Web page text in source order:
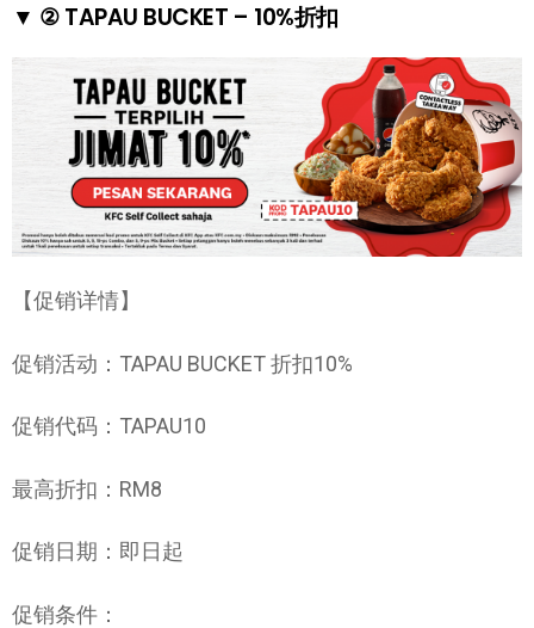
▼ ② TAPAU BUCKET – 10%折扣
【促销详情】
促销活动：TAPAU BUCKET 折扣10%
促销代码：TAPAU10
最高折扣：RM8
促销日期：即日起
促销条件：